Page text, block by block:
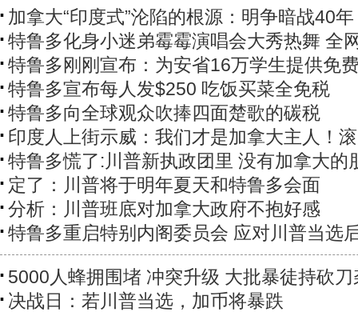
加拿大“印度式”沦陷的根源：明争暗战40年
特鲁多化身小迷弟霉霉演唱会大秀热舞 全
特鲁多刚刚宣布：为安省16万学生提供免
特鲁多宣布每人发$250 吃饭买菜全免税
特鲁多向全球观众吹捧四面楚歌的碳税
印度人上街示威：我们才是加拿大主人！
特鲁多慌了:川普新执政团里 没有加拿大的
定了：川普将于明年夏天和特鲁多会面
分析：川普班底对加拿大政府不抱好感
特鲁多重启特别内阁委员会 应对川普当选
5000人蜂拥围堵 冲突升级 大批暴徒持砍刀
决战日：若川普当选，加币将暴跌